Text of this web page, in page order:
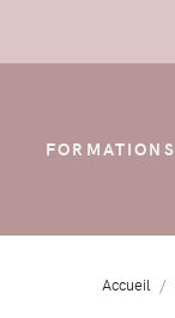
FORMATIONS
Accueil